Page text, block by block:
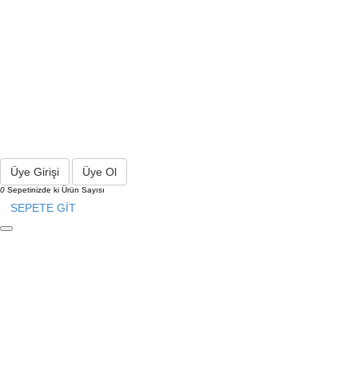
Üye Girişi Üye Ol
0 Sepetinizde ki Ürün Sayısı
SEPETE GİT